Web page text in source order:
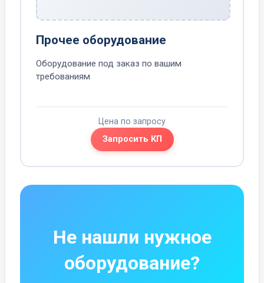
Прочее оборудование
Оборудование под заказ по вашим
требованиям
Цена по запросу
Запросить КП
Не нашли нужное
оборудование?